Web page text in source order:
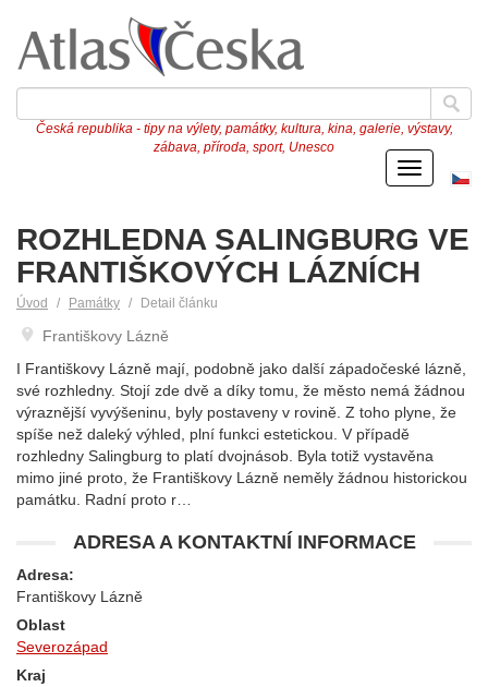
Česká republika - tipy na výlety, památky, kultura, kina, galerie, výstavy,
zábava, příroda, sport, Unesco
Menu
ROZHLEDNA SALINGBURG VE
FRANTIŠKOVÝCH LÁZNÍCH
Úvod Památky Detail článku
Františkovy Lázně
I Františkovy Lázně mají, podobně jako další západočeské lázně,
své rozhledny. Stojí zde dvě a díky tomu, že město nemá žádnou
výraznější vyvýšeninu, byly postaveny v rovině. Z toho plyne, že
spíše než daleký výhled, plní funkci estetickou. V případě
rozhledny Salingburg to platí dvojnásob. Byla totiž vystavěna
mimo jiné proto, že Františkovy Lázně neměly žádnou historickou
památku. Radní proto r…
ADRESA A KONTAKTNÍ INFORMACE
Adresa:
Františkovy Lázně
Oblast
Severozápad
Kraj